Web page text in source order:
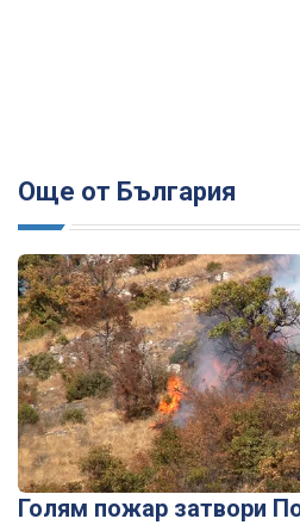
Още от България
Голям пожар затвори